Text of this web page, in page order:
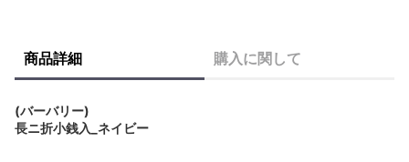
商品詳細 購入に関して
(バーバリー)
長ニ折小銭入_ネイビー